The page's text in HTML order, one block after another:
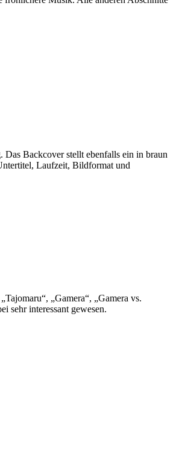
Backcover stellt ebenfalls ein in braun
Laufzeit, Bildformat und
„Gamera“, „Gamera vs.
sehr interessant gewesen.